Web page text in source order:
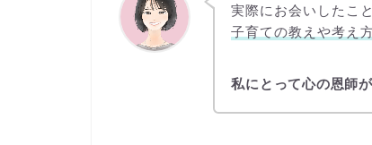
実際にお会いしたこ
子育ての教えや考え
私にとって心の恩師